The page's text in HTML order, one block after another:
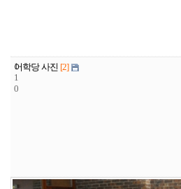
1
1
0
어학당 사진 [2]